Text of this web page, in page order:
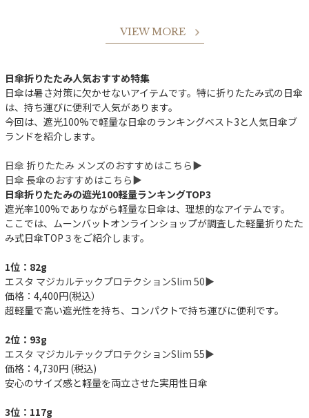
VIEW MORE
日傘折りたたみ人気おすすめ特集
日傘は暑さ対策に欠かせないアイテムです。特に折りたたみ式の日傘
は、持ち運びに便利で人気があります。
今回は、遮光100%で軽量な日傘のランキングベスト3と人気日傘ブ
ランドを紹介します。
日傘 折りたたみ メンズのおすすめはこちら▶︎
日傘 長傘のおすすめはこちら▶︎
日傘折りたたみの遮光100軽量ランキングTOP3
遮光率100%でありながら軽量な日傘は、理想的なアイテムです。
ここでは、ムーンバットオンラインショップが調査した軽量折りたた
み式日傘TOP３をご紹介します。
1位：82g
エスタ マジカルテックプロテクションSlim 50▶︎
価格：4,400円(税込）
超軽量で高い遮光性を持ち、コンパクトで持ち運びに便利です。
2位：93g
エスタ マジカルテックプロテクションSlim 55▶︎
価格：4,730円 (税込)
安心のサイズ感と軽量を両立させた実用性日傘
3位：117g